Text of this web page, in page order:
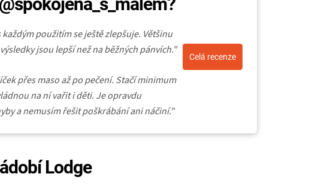
použitím se ještě zlepšuje. Většinu
jsou lepší než na běžných pánvích."
přes maso až po pečení. Stačí minimum
na ní vařit i děti. Je opravdu
a nemusím řešit poškrábání ani náčiní."
Celá recenze
Lodge